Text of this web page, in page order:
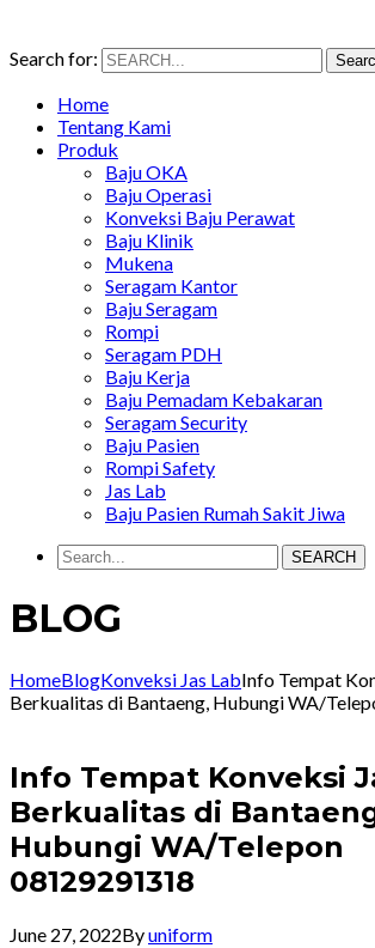
Search for:
Home
Tentang Kami
Produk
Baju OKA
Baju Operasi
Konveksi Baju Perawat
Baju Klinik
Mukena
Seragam Kantor
Baju Seragam
Rompi
Seragam PDH
Baju Kerja
Baju Pemadam Kebakaran
Seragam Security
Baju Pasien
Rompi Safety
Jas Lab
Baju Pasien Rumah Sakit Jiwa
SEARCH
BLOG
HomeBlogKonveksi Jas LabInfo Tempat
Berkualitas di Bantaeng, Hubungi WA/
Info Tempat Konveksi
Berkualitas di
Hubungi WA/Telepon
08129291318
June 27, 2022Byuniform